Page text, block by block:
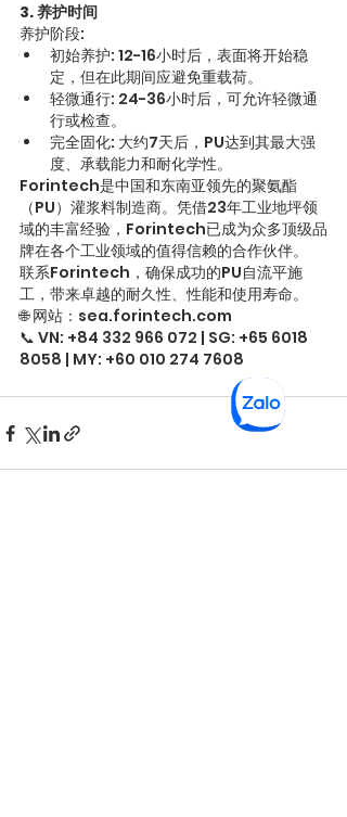
3. 养护时间
养护阶段:
初始养护: 12-16小时后，表面将开始稳
定，但在此期间应避免重载荷。
轻微通行: 24-36小时后，可允许轻微通
行或检查。
完全固化: 大约7天后，PU达到其最大强
度、承载能力和耐化学性。
Forintech是中国和东南亚领先的聚氨酯
（PU）灌浆料制造商。凭借23年工业地坪领
域的丰富经验，Forintech已成为众多顶级品
牌在各个工业领域的值得信赖的合作伙伴。
联系Forintech，确保成功的PU自流平施
工，带来卓越的耐久性、性能和使用寿命。
🌐 网站：sea.forintech.com
📞 VN: +84 332 966 072 | SG: +65 6018
8058 | MY: +60 010 274 7608